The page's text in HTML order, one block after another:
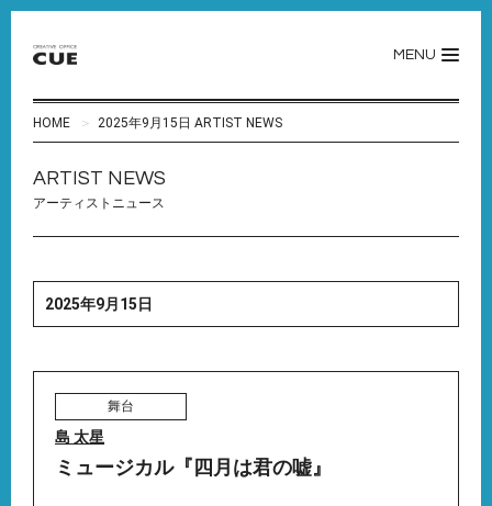
MENU
HOME 2025年9月15日 ARTIST NEWS
ARTIST NEWS
アーティストニュース
2025年9月15日
舞台
島 太星
ミュージカル『四月は君の嘘』